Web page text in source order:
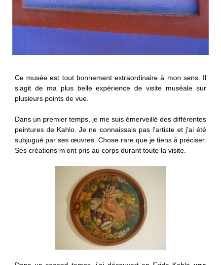
Ce musée est tout bonnement extraordinaire à mon sens. Il
s’agit de ma plus belle expérience de visite muséale sur
plusieurs points de vue.
Dans un premier temps, je me suis émerveillé des différentes
peintures de Kahlo. Je ne connaissais pas l’artiste et j’ai été
subjugué par ses œuvres. Chose rare que je tiens à préciser.
Ses créations m’ont pris au corps durant toute la visite.